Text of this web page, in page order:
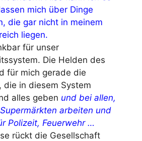
mich über Dinge
die gar nicht in meinem
liegen.
für unser
Die Helden des
für mich gerade die
die in diesem System
alles geben und bei allen,
arbeiten und
Polizeit, Feuerwehr …
rückt die Gesellschaft